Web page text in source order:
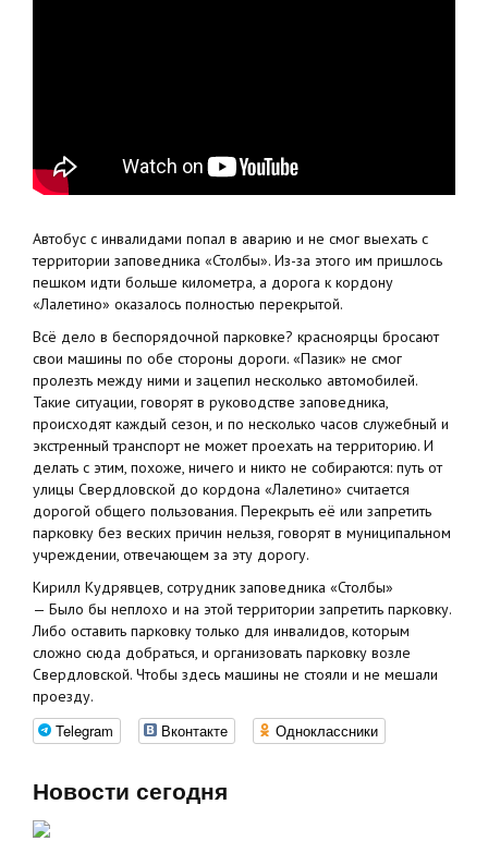
Автобус с инвалидами попал в аварию и не смог выехать с
территории заповедника «Столбы». Из-за этого им пришлось
пешком идти больше километра, а дорога к кордону
«Лалетино» оказалось полностью перекрытой.
Всё дело в беспорядочной парковке? красноярцы бросают
свои машины по обе стороны дороги. «Пазик» не смог
пролезть между ними и зацепил несколько автомобилей.
Такие ситуации, говорят в руководстве заповедника,
происходят каждый сезон, и по несколько часов служебный и
экстренный транспорт не может проехать на территорию. И
делать с этим, похоже, ничего и никто не собираются: путь от
улицы Свердловской до кордона «Лалетино» считается
дорогой общего пользования. Перекрыть её или запретить
парковку без веских причин нельзя, говорят в муниципальном
учреждении, отвечающем за эту дорогу.
Кирилл Кудрявцев, сотрудник заповедника «Столбы»
— Было бы неплохо и на этой территории запретить парковку.
Либо оставить парковку только для инвалидов, которым
сложно сюда добраться, и организовать парковку возле
Свердловской. Чтобы здесь машины не стояли и не мешали
проезду.
Telegram Вконтакте Одноклассники
Новости сегодня